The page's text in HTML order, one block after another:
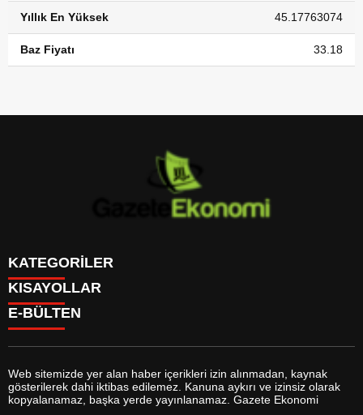
Yıllık En Yüksek 45.17763074
Baz Fiyatı 33.18
KATEGORİLER
GÜNDEM
DÜNYA
SİYASET
MAGAZİN
SAĞLIK
EĞİTİM
YAŞAM
KISAYOLLAR
BURÇLAR
FİKSTÜR
FİRMA EKLE
FİRMA REHBERİ
E-BÜLTEN
gazeteekonomi.com e-bültenine abone olarak, tarafınıza haber,
Web sitemizde yer alan haber içerikleri izin alınmadan, kaynak
gösterilerek dahi iktibas edilemez. Kanuna aykırı ve izinsiz olarak
kopyalanamaz, başka yerde yayınlanamaz. Gazete Ekonomi